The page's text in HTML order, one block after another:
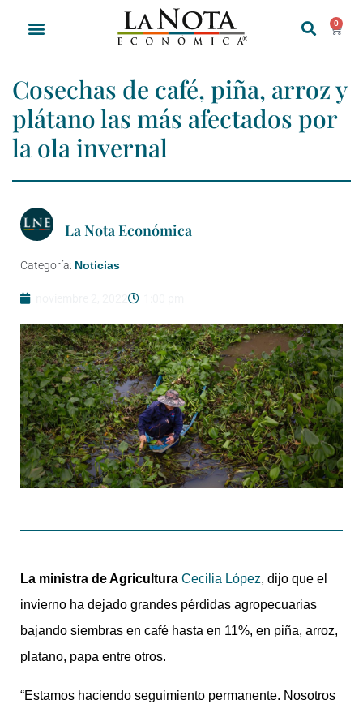
0
Cosechas de café, piña, arroz y
plátano las más afectados por
la ola invernal
La Nota Económica
Categoría: Noticias
La ministra de Agricultura Cecilia López, dijo que el
invierno ha dejado grandes pérdidas agropecuarias
bajando siembras en café hasta en 11%, en piña, arroz,
platano, papa entre otros.
“Estamos haciendo seguimiento permanente. Nosotros